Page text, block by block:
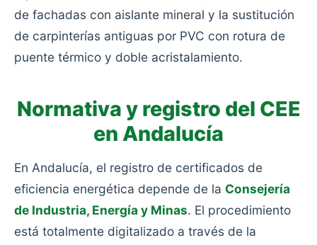
de fachadas con aislante mineral y la sustitución
de carpinterías antiguas por PVC con rotura de
puente térmico y doble acristalamiento.
Normativa y registro del CEE
en Andalucía
En Andalucía, el registro de certificados de
eficiencia energética depende de la Consejería
de Industria, Energía y Minas. El procedimiento
está totalmente digitalizado a través de la